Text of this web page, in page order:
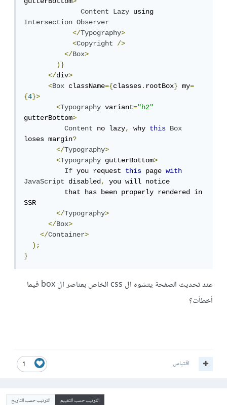
Content
Lazy
Intersection
Observer
</Typography>
<Copyright
/>
</Box>
)}
</div>
<Box className={classes.rootBox} my=
{4}>
<Typography variant="h2"
gutterBottom>
Content
no lazy, why this
Box
loses margin?
</Typography>
<Typography gutterBottom>
If you request this page with
JavaScript
disabled,
you will notice
          that has been properly rendered in
SSR
</Typography>
</Box>
</Container>
);
}
عند تحديث الصفحة يتشوه ال css الخاص بعناصر ال box فيما
أخطأت؟
1 اقتباس
الترتيب حسب التقييم الترتيب حسب التاريخ